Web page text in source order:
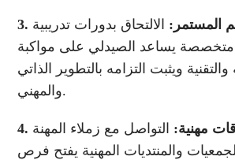
المستمر: الالتحاق بدورات تدريبية
يساعد الصيدلي على مواكبة
ويثبت التزامه بالتطوير الذاتي
والمهني.
مهنية: التواصل مع زملاء المهنة
والمنتديات المهنية يفتح فرص